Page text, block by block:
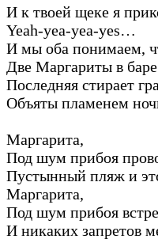
И к твоей щеке я
Yeah-yea-yea-yes…
И мы оба понимаем,
Две Маргариты в
Последняя стирает
Объяты пламенем
Маргарита,
Под шум прибоя
Пустынный пляж и
Маргарита,
Под шум прибоя
И никаких запретов